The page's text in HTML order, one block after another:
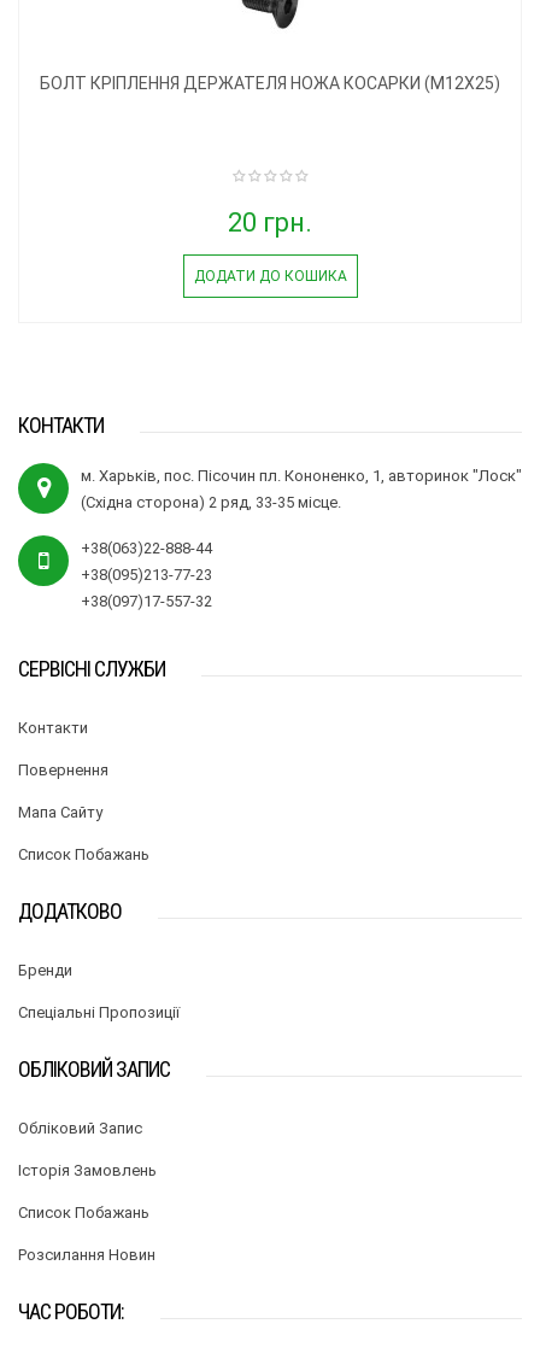
БОЛТ КРІПЛЕННЯ ДЕРЖАТЕЛЯ НОЖА КОСАРКИ (М12Х25)
20 грн.
ДОДАТИ ДО КОШИКА
КОНТАКТИ
м. Харьків, пос. Пісочин пл. Кононенко, 1, авторинок "Лоск"
(Східна сторона) 2 ряд, 33-35 місце.
+38(063)22-888-44
+38(095)213-77-23
+38(097)17-557-32
СЕРВІСНІ СЛУЖБИ
Контакти
Повернення
Мапа Сайту
Список Побажань
ДОДАТКОВО
Бренди
Спеціальні Пропозиції
ОБЛІКОВИЙ ЗАПИС
Обліковий Запис
Історія Замовлень
Список Побажань
Розсилання Новин
ЧАС РОБОТИ: